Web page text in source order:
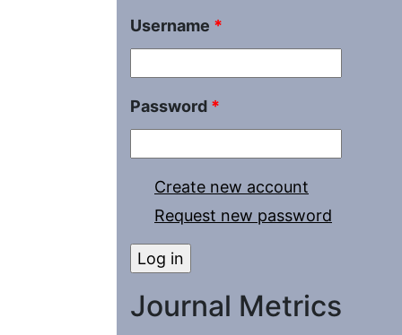
Username *
Password *
Create new account
Request new password
Journal Metrics